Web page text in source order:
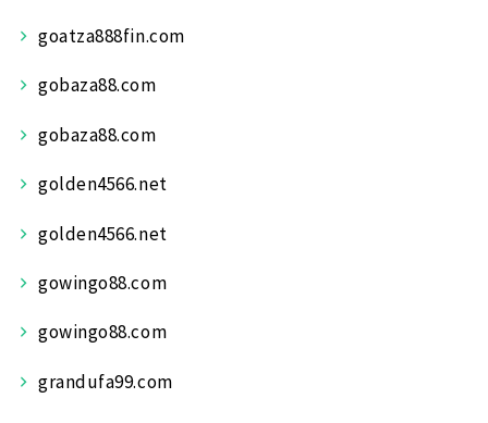
goatza888fin.com
gobaza88.com
gobaza88.com
golden4566.net
golden4566.net
gowingo88.com
gowingo88.com
grandufa99.com